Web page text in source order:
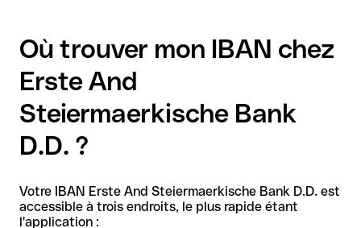
Où trouver mon IBAN chez
Erste And
Steiermaerkische Bank
D.D. ?
Votre IBAN Erste And Steiermaerkische Bank D.D. est
accessible à trois endroits, le plus rapide étant
l'application :